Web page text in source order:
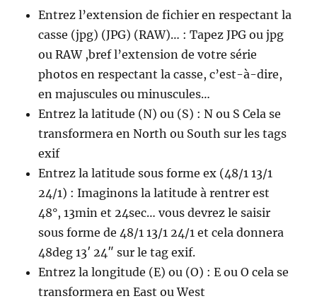
Entrez l’extension de fichier en respectant la
casse (jpg) (JPG) (RAW)… : Tapez JPG ou jpg
ou RAW ,bref l’extension de votre série
photos en respectant la casse, c’est-à-dire,
en majuscules ou minuscules…
Entrez la latitude (N) ou (S) : N ou S Cela se
transformera en North ou South sur les tags
exif
Entrez la latitude sous forme ex (48/1 13/1
24/1) : Imaginons la latitude à rentrer est
48°, 13min et 24sec… vous devrez le saisir
sous forme de 48/1 13/1 24/1 et cela donnera
48deg 13′ 24″ sur le tag exif.
Entrez la longitude (E) ou (O) : E ou O cela se
transformera en East ou West